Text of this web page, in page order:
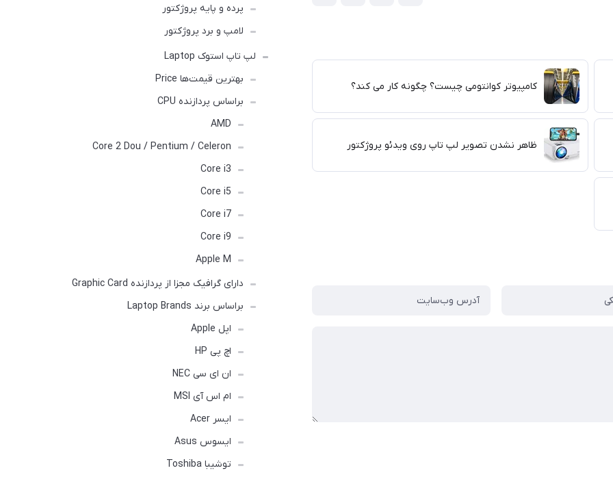
کامپیوتر کوانتومی چیست؟ چگونه کار می کند؟
ظاهر نشدن تصویر لپ تاپ روی ویدئو پروژکتور
پرده و پایه پروژکتور
لامپ و برد پروژکتور
لپ تاپ استوک Laptop
بهترین قیمت‌ها Price
براساس پردازنده CPU
AMD
Core 2 Dou / Pentium / Celeron
Core i3
Core i5
Core i7
Core i9
Apple M
دارای گرافیک مجزا از پردازنده Graphic Card
براساس برند Laptop Brands
اپل Apple
اچ پی HP
ان ای سی NEC
ام اس آی MSI
ایسر Acer
ایسوس Asus
توشیبا Toshiba